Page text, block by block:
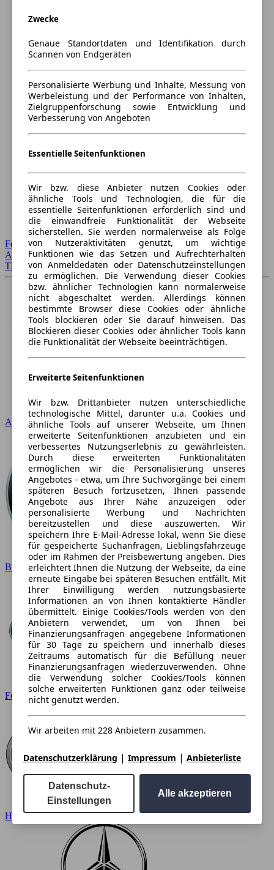
Forum Startseite
Alle Auto-Foren
Themen-Forum
Audi
BMW
Ford
Hyundai
Zwecke
Genaue Standortdaten und Identifikation durch
Scannen von Endgeräten
Personalisierte Werbung und Inhalte, Messung von
Werbeleistung und der Performance von Inhalten,
Zielgruppenforschung sowie Entwicklung und
Verbesserung von Angeboten
Essentielle Seitenfunktionen
Wir bzw. diese Anbieter nutzen Cookies oder
ähnliche Tools und Technologien, die für die
essentielle Seitenfunktionen erforderlich sind und
die einwandfreie Funktionalität der Webseite
sicherstellen. Sie werden normalerweise als Folge
von Nutzeraktivitäten genutzt, um wichtige
Funktionen wie das Setzen und Aufrechterhalten
von Anmeldedaten oder Datenschutzeinstellungen
zu ermöglichen. Die Verwendung dieser Cookies
bzw. ähnlicher Technologien kann normalerweise
nicht abgeschaltet werden. Allerdings können
bestimmte Browser diese Cookies oder ähnliche
Tools blockieren oder Sie darauf hinweisen. Das
Blockieren dieser Cookies oder ähnlicher Tools kann
die Funktionalität der Webseite beeinträchtigen.
Erweiterte Seitenfunktionen
Wir bzw. Drittanbieter nutzen unterschiedliche
technologische Mittel, darunter u.a. Cookies und
ähnliche Tools auf unserer Webseite, um Ihnen
erweiterte Seitenfunktionen anzubieten und ein
verbessertes Nutzungserlebnis zu gewährleisten.
Durch diese erweiterten Funktionalitäten
ermöglichen wir die Personalisierung unseres
Angebotes - etwa, um Ihre Suchvorgänge bei einem
späteren Besuch fortzusetzen, Ihnen passende
Angebote aus Ihrer Nähe anzuzeigen oder
personalisierte Werbung und Nachrichten
bereitzustellen und diese auszuwerten. Wir
speichern Ihre E-Mail-Adresse lokal, wenn Sie diese
für gespeicherte Suchanfragen, Lieblingsfahrzeuge
oder im Rahmen der Preisbewertung angeben. Dies
erleichtert Ihnen die Nutzung der Webseite, da eine
erneute Eingabe bei späteren Besuchen entfällt. Mit
Ihrer Einwilligung werden nutzungsbasierte
Informationen an von Ihnen kontaktierte Händler
übermittelt. Einige Cookies/Tools werden von den
Anbietern verwendet, um von Ihnen bei
Finanzierungsanfragen angegebene Informationen
für 30 Tage zu speichern und innerhalb dieses
Zeitraums automatisch für die Befüllung neuer
Finanzierungsanfragen wiederzuverwenden. Ohne
die Verwendung solcher Cookies/Tools können
solche erweiterten Funktionen ganz oder teilweise
nicht genutzt werden.
Wir arbeiten mit 228 Anbietern zusammen.
Datenschutzerklärung | Impressum | Anbieterliste
Datenschutz-
Einstellungen
Alle akzeptieren